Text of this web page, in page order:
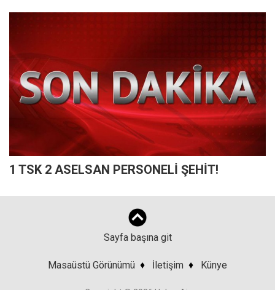
1 TSK 2 ASELSAN PERSONELİ ŞEHİT!
Sayfa başına git
Masaüstü Görünümü ♦ İletişim ♦ Künye